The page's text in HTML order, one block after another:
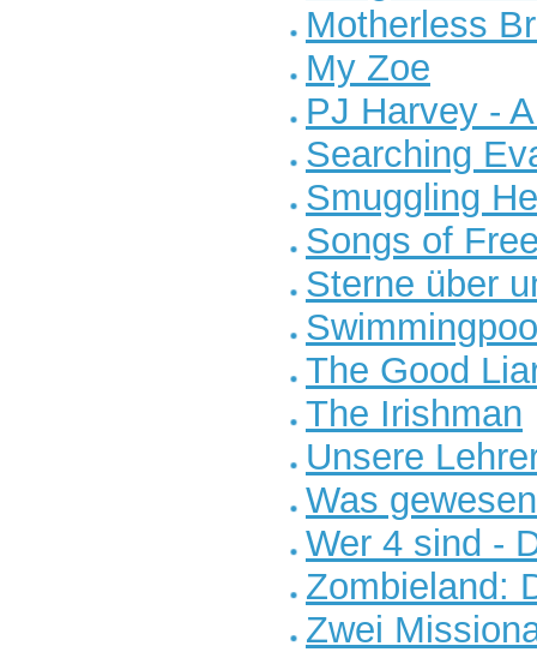
Motherless
My Zoe
PJ Harvey -
Searching
Smuggling
Songs of
Sterne über
The Good
The Irishman
Unsere
Was
Wer 4 sind -
Zombieland:
Zwei